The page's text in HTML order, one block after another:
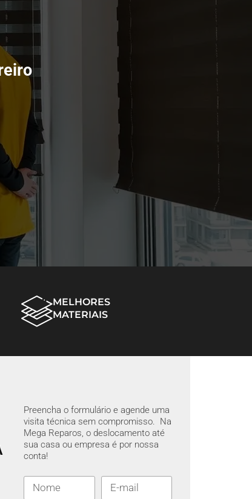
MELHORES
MATERIAIS
Preencha o formulário e agende uma
visita técnica sem compromisso. Na
Mega Reparos, o deslocamento até
sua casa ou empresa é por nossa
conta!